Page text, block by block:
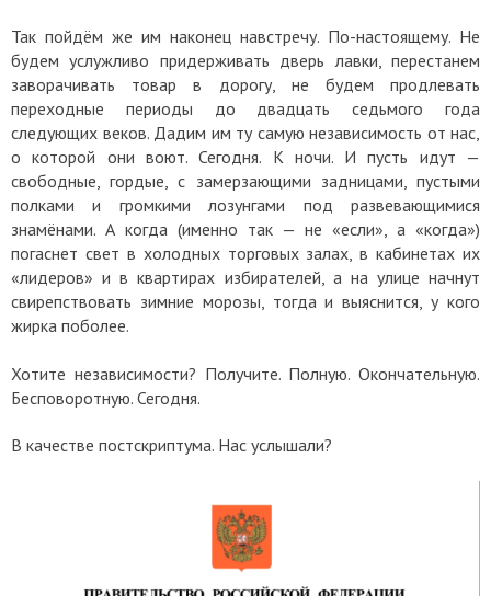
Так пойдём же им наконец навстречу. По-настоящему. Не
будем услужливо придерживать дверь лавки, перестанем
заворачивать товар в дорогу, не будем продлевать
переходные периоды до двадцать седьмого года
следующих веков. Дадим им ту самую независимость от нас,
о которой они воют. Сегодня. К ночи. И пусть идут —
свободные, гордые, с замерзающими задницами, пустыми
полками и громкими лозунгами под развевающимися
знамёнами. А когда (именно так — не «если», а «когда»)
погаснет свет в холодных торговых залах, в кабинетах их
«лидеров» и в квартирах избирателей, а на улице начнут
свирепствовать зимние морозы, тогда и выяснится, у кого
жирка поболее.
Хотите независимости? Получите. Полную. Окончательную.
Бесповоротную. Сегодня.
В качестве постскриптума. Нас услышали?